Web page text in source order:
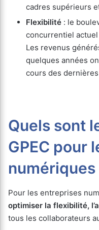
cadres supérieurs
Flexibilité : le
concurrentiel
Les revenus
quelques années
cours des
Quels sont
GPEC pour
numériques
Pour les entreprises
optimiser la flexibilité,
tous les collaborateurs